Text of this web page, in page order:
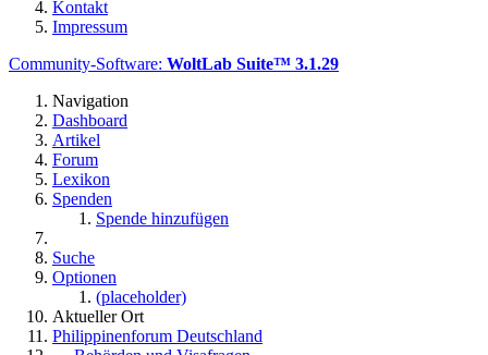
Kontakt
Impressum
Community-Software: WoltLab Suite™ 3.1.29
Navigation
Dashboard
Artikel
Forum
Lexikon
Spenden
Spende hinzufügen
Suche
Optionen
(placeholder)
Aktueller Ort
Philippinenforum Deutschland